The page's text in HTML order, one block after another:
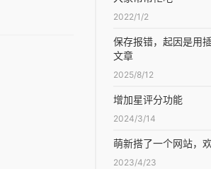
2022/1/2
保存报错，起因是用
文章
2025/8/12
增加星评分功能
2024/3/14
萌新搭了一个网站，
2023/4/23